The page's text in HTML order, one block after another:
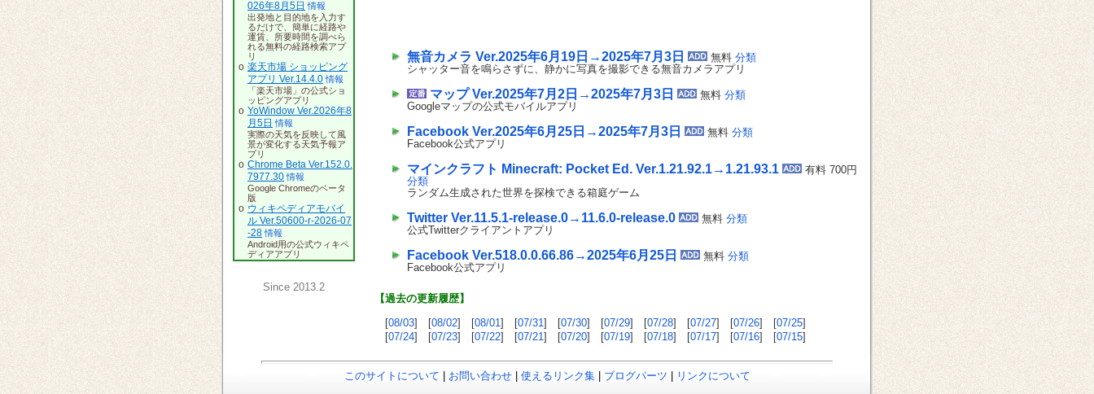
026年8月5日 情報
出発地と目的地を入力す
るだけで、簡単に経路や
運賃、所要時間を調べら
れる無料の経路検索アプ
リ
o 楽天市場 ショッピング
アプリ Ver.14.4.0 情報
「楽天市場」の公式ショ
ッピングアプリ
o YoWindow Ver.2026年8
月5日 情報
実際の天気を反映して風
景が変化する天気予報ア
プリ
o Chrome Beta Ver.152.0.
7977.30 情報
Google Chromeのベータ
版
o ウィキペディアモバイ
ル Ver.50600-r-2026-07
-28 情報
Android用の公式ウィキペ
ディアアプリ
Since 2013.2
無音カメラ Ver.2025年6月19日→2025年7月3日 無料 分類
シャッター音を鳴らさずに、静かに写真を撮影できる無音カメラアプリ
マップ Ver.2025年7月2日→2025年7月3日 無料 分類
Googleマップの公式モバイルアプリ
Facebook Ver.2025年6月25日→2025年7月3日 無料 分類
Facebook公式アプリ
マインクラフト Minecraft: Pocket Ed. Ver.1.21.92.1→1.21.93.1
有料 700円
分類
ランダム生成された世界を探検できる箱庭ゲーム
Twitter Ver.11.5.1-release.0→11.6.0-release.0 無料 分類
公式Twitterクライアントアプリ
Facebook Ver.518.0.0.66.86→2025年6月25日 無料 分類
Facebook公式アプリ
【過去の更新履歴】
[08/03] [08/02] [08/01] [07/31] [07/30] [07/29] [07/28] [07/27] [07/26] [07/25]
[07/24] [07/23] [07/22] [07/21] [07/20] [07/19] [07/18] [07/17] [07/16] [07/15]
このサイトについて お問い合わせ| 使えるリンク集| ブログパーツ リンクについて